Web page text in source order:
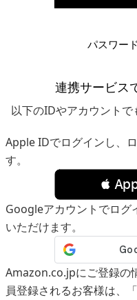
パスワー
連携サービス
以下のIDやアカウントで
Apple IDでログインし、
す。

Googleアカウントでログ
いただけます。
Amazon.co.jpにご登録の
員登録されるお客様は、